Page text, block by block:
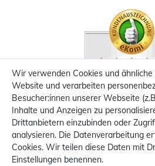
Wir verwenden Cookies und
Website und verarbeiten
Besucher:innen unserer Webseite
Inhalte und Anzeigen zu
Drittanbietern einzubinden oder
analysieren. Die Datenverarbeitung
Cookies. Wir teilen diese Daten mit
Einstellungen benennen.